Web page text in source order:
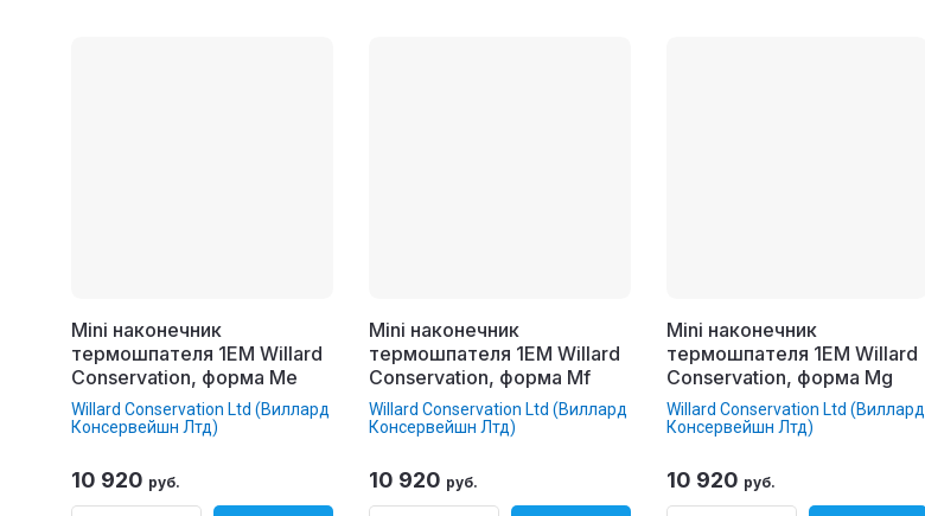
Mini наконечник
термошпателя 1EM Willard
Conservation, форма Me
Willard Conservation Ltd (Виллард
Консервейшн Лтд)
10 920 руб.
Mini наконечник
термошпателя 1EM Willard
Conservation, форма Mf
Willard Conservation Ltd (Виллард
Консервейшн Лтд)
10 920 руб.
Mini наконечник
термошпателя 1EM Willard
Conservation, форма Mg
Willard Conservation Ltd (Виллард
Консервейшн Лтд)
10 920 руб.